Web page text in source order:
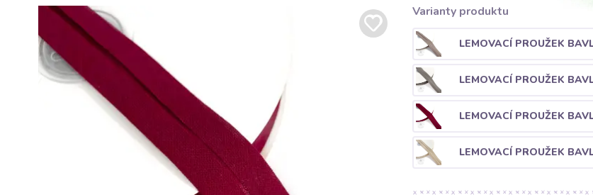
Varianty produktu
LEMOVACÍ PROUŽEK
LEMOVACÍ PROUŽEK
LEMOVACÍ PROUŽEK
LEMOVACÍ PROUŽEK